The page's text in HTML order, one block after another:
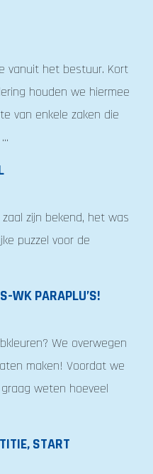
vanuit het bestuur. Kort
houden we hiermee
van enkele zaken die
zijn bekend, het was
puzzel voor de
WK PARAPLU’S!
We overwegen
maken! Voordat we
weten hoeveel
START